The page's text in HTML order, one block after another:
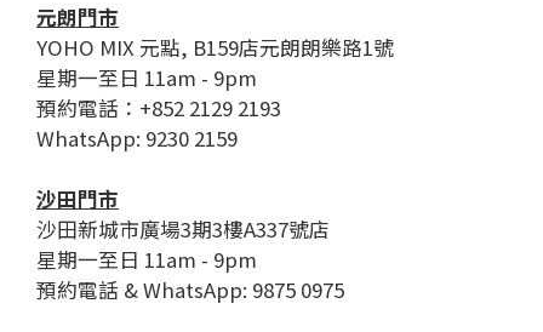
元朗門市
YOHO MIX 元點, B159店元朗朗樂路1號
星期一至日 11am - 9pm
預約電話：+852 2129 2193
WhatsApp: 9230 2159
沙田門市
沙田新城市廣場3期3樓A337號店
星期一至日 11am - 9pm
預約電話 & WhatsApp: 9875 0975